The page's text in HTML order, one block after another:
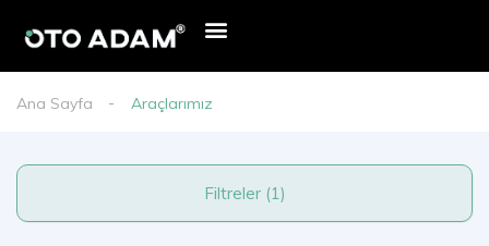
Ana Sayfa Araçlarımız
Filtreler (1)